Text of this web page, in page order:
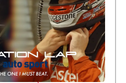
る。小林利徠斗 × 野村勇斗
Produced by auto sport】
Episode 2